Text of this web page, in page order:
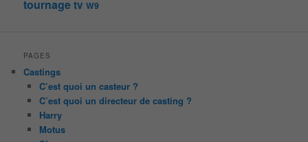
tournagetv W9
PAGES
Castings
C’est quoi un casteur ?
C’est quoi un directeur de casting ?
Harry
Motus